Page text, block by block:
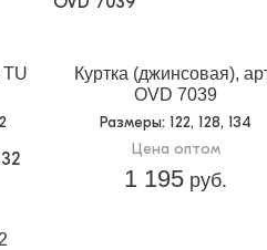
TU
Куртка (джинсовая),
OVD 7039
Размеры: 122, 128, 134
Цена оптом
1 195 руб.